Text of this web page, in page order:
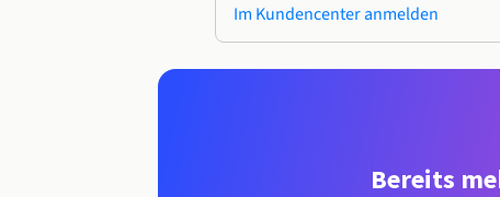
Im Kundencenter anmelden
Bereits